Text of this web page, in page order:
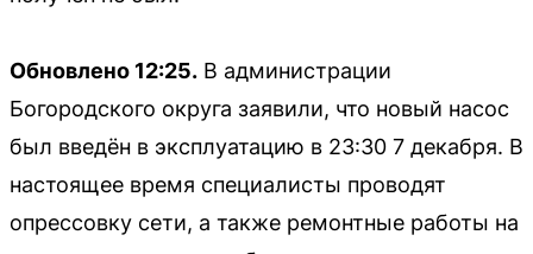
Обновлено 12:25. В администрации
Богородского округа заявили, что новый насос
был введён в эксплуатацию в 23:30 7 декабря. В
настоящее время специалисты проводят
опрессовку сети, а также ремонтные работы на